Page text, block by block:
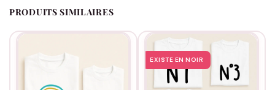
PRODUITS SIMILAIRES
EXISTE EN NOIR